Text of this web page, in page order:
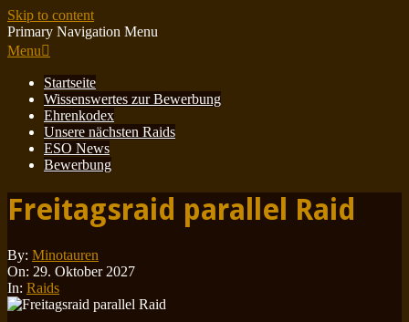
Skip to content
Primary Navigation Menu
Menu
Startseite
Wissenswertes zur Bewerbung
Ehrenkodex
Unsere nächsten Raids
ESO News
Bewerbung
Freitagsraid parallel Raid
By: Minotauren
On: 29. Oktober 2027
In: Raids